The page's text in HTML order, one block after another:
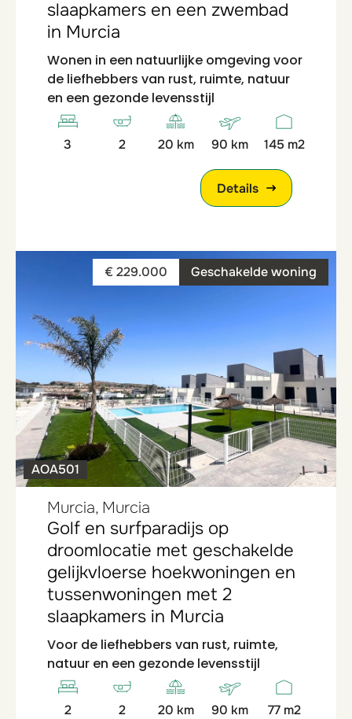
slaapkamers en een zwembad
in Murcia
Wonen in een natuurlijke omgeving voor
de liefhebbers van rust, ruimte, natuur
en een gezonde levensstijl
3 2 20 km 90 km 145 m2
Details
Geschakelde woning
€ 229.000
AOA501
Murcia, Murcia
Golf en surfparadijs op
droomlocatie met geschakelde
gelijkvloerse hoekwoningen en
tussenwoningen met 2
slaapkamers in Murcia
Voor de liefhebbers van rust, ruimte,
natuur en een gezonde levensstijl
2 2 20 km 90 km 77 m2